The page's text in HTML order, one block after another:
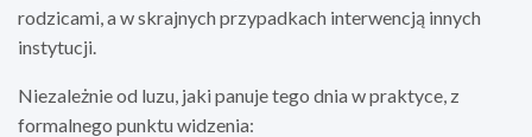
rodzicami, a w skrajnych przypadkach interwencją innych
instytucji.
Niezależnie od luzu, jaki panuje tego dnia w praktyce, z
formalnego punktu widzenia: